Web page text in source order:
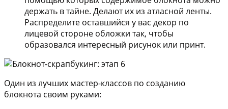
держать в тайне. Делают их из атласной ленты.
Распределите оставшийся у вас декор по
лицевой стороне обложки так, чтобы
образовался интересный рисунок или принт.
Один из лучших мастер-классов по созданию
блокнота своим руками: